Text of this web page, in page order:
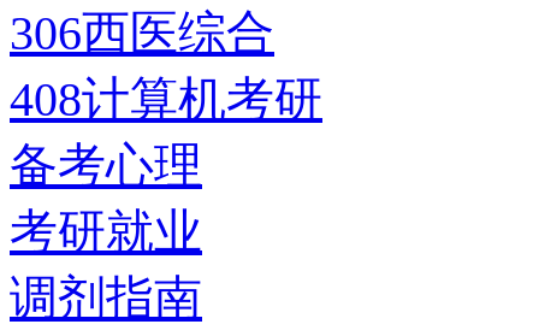
306西医综合
408计算机考研
备考心理
考研就业
调剂指南